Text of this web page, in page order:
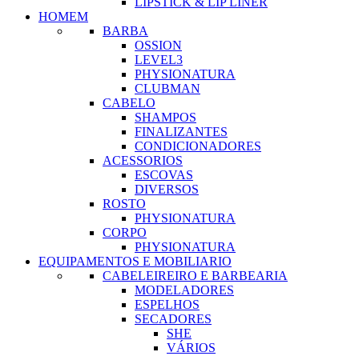
HOMEM
BARBA
OSSION
LEVEL3
PHYSIONATURA
CLUBMAN
CABELO
SHAMPOS
FINALIZANTES
CONDICIONADORES
ACESSORIOS
ESCOVAS
DIVERSOS
ROSTO
PHYSIONATURA
CORPO
PHYSIONATURA
EQUIPAMENTOS E MOBILIARIO
CABELEIREIRO E BARBEARIA
MODELADORES
ESPELHOS
SECADORES
SHE
VÁRIOS